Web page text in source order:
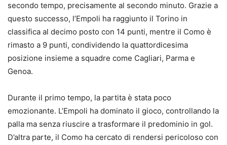
secondo tempo, precisamente al secondo minuto. Grazie a
questo successo, l’Empoli ha raggiunto il Torino in
classifica al decimo posto con 14 punti, mentre il Como è
rimasto a 9 punti, condividendo la quattordicesima
posizione insieme a squadre come Cagliari, Parma e
Genoa.
Durante il primo tempo, la partita è stata poco
emozionante. L’Empoli ha dominato il gioco, controllando la
palla ma senza riuscire a trasformare il predominio in gol.
D’altra parte, il Como ha cercato di rendersi pericoloso con